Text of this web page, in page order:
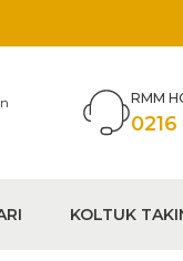
RMM
KOLTUK